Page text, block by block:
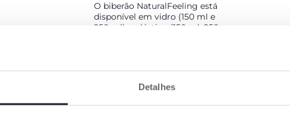
Detalhes
O biberão NaturalFeeling está
disponível em vidro (150 ml e
250 ml) e plástico (150 ml, 250